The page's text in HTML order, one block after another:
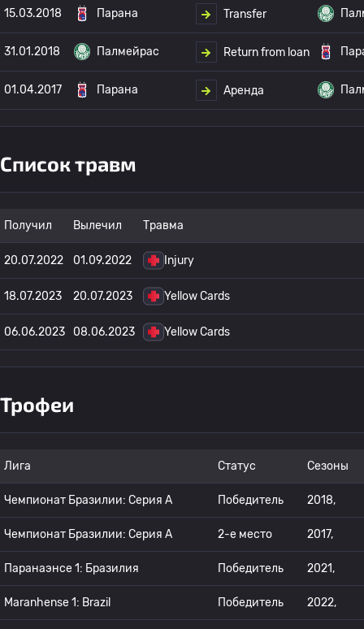
15.03.2018 Парана Transfer
31.01.2018 Палмейрас Return from loan
01.04.2017 Парана Аренда
Список травм
Получил Вылечил Травма
20.07.2022 01.09.2022 Injury
18.07.2023 20.07.2023 Yellow Cards
06.06.2023 08.06.2023 Yellow Cards
Трофеи
Лига Статус Сезоны
Чемпионат Бразилии: Серия А Победитель 2018,
Чемпионат Бразилии: Серия А 2-е место 2017,
Паранаэнсе 1: Бразилия Победитель 2021,
Maranhense 1: Brazil Победитель 2022,